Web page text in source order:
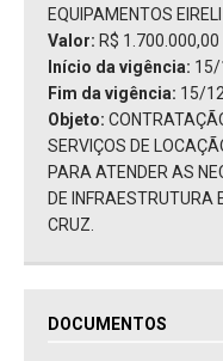
EQUIPAMENTOS EIRELI
Valor: R$ 1.700.000,00
Início da vigência: 15/
Fim da vigência: 15/
Objeto:
SERVIÇOS DE
PARA ATENDER AS
DE INFRAESTRUTURA
CRUZ.
DOCUMENTOS